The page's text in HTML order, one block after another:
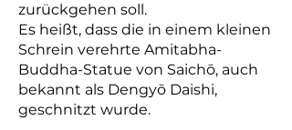
zurückgehen soll.
Es heißt, dass die in einem kleinen
Schrein verehrte Amitabha-
Buddha-Statue von Saichō, auch
bekannt als Dengyō Daishi,
geschnitzt wurde.